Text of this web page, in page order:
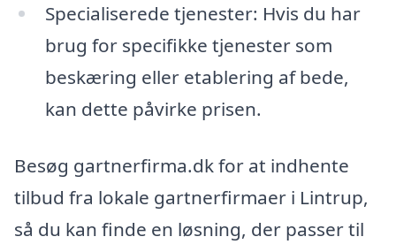
Specialiserede tjenester: Hvis du har
brug for specifikke tjenester som
beskæring eller etablering af bede,
kan dette påvirke prisen.
Besøg gartnerfirma.dk for at indhente
tilbud fra lokale gartnerfirmaer i Lintrup,
så du kan finde en løsning, der passer til